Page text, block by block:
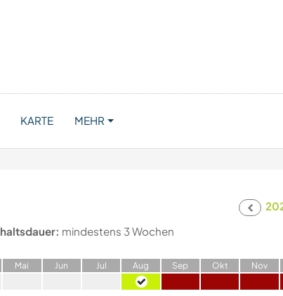
KARTE MEHR
mindestens 3 Wochen
Mai Jun Jul Aug Sep Okt Nov